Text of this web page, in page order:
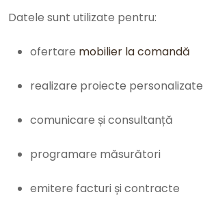
Datele sunt utilizate pentru:
ofertare mobilier la comandă
realizare proiecte personalizate
comunicare și consultanță
programare măsurători
emitere facturi și contracte